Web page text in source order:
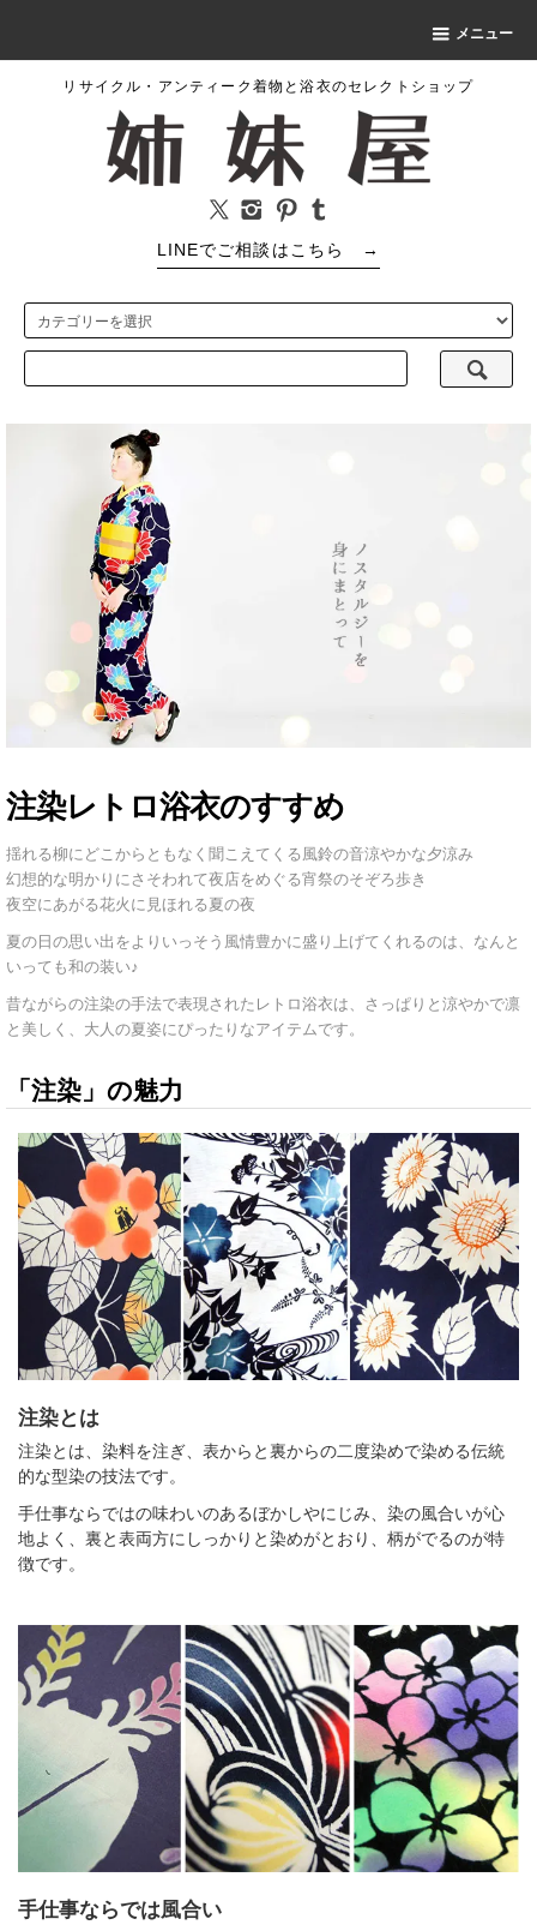
メニュー
リサイクル・アンティーク着物と浴衣のセレクトショップ
LINEでご相談はこちら →
注染レトロ浴衣のすすめ
揺れる柳にどこからともなく聞こえてくる風鈴の音涼やかな夕涼み
幻想的な明かりにさそわれて夜店をめぐる宵祭のそぞろ歩き
夜空にあがる花火に見ほれる夏の夜
夏の日の思い出をよりいっそう風情豊かに盛り上げてくれるのは、なんと
いっても和の装い♪
昔ながらの注染の手法で表現されたレトロ浴衣は、さっぱりと涼やかで凛
と美しく、大人の夏姿にぴったりなアイテムです。
「注染」の魅力
注染とは
注染とは、染料を注ぎ、表からと裏からの二度染めで染める伝統
的な型染の技法です。
手仕事ならではの味わいのあるぼかしやにじみ、染の風合いが心
地よく、裏と表両方にしっかりと染めがとおり、柄がでるのが特
徴です。
手仕事ならでは風合い